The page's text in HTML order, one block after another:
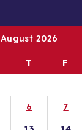
August 2026
T F
6 7